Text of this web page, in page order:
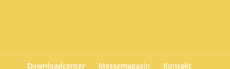
Downloadcenter Messemagazin Kontakt